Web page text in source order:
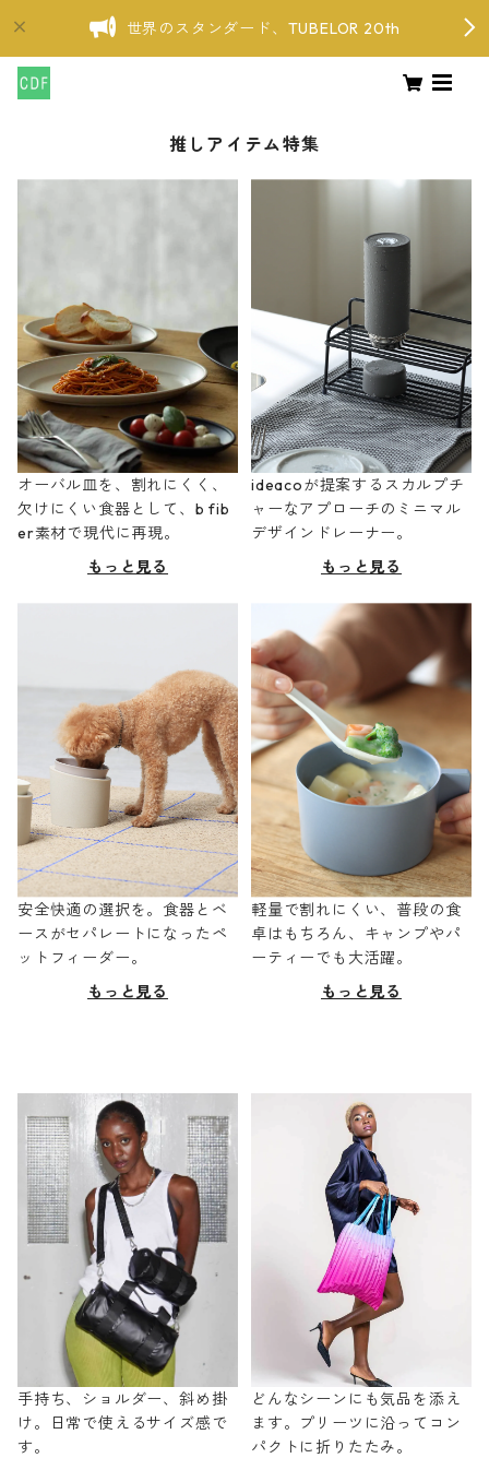
世界のスタンダード、TUBELOR 20th
推しアイテム特集
オーバル皿を、割れにくく、
欠けにくい食器として、b fib
er素材で現代に再現。
もっと見る
ideacoが提案するスカルプチ
ャーなアプローチのミニマル
デザインドレーナー。
もっと見る
安全快適の選択を。食器とベ
ースがセパレートになったペ
ットフィーダー。
もっと見る
軽量で割れにくい、普段の食
卓はもちろん、キャンプやパ
ーティーでも大活躍。
もっと見る
手持ち、ショルダー、斜め掛
け。日常で使えるサイズ感で
す。
どんなシーンにも気品を添え
ます。プリーツに沿ってコン
パクトに折りたたみ。